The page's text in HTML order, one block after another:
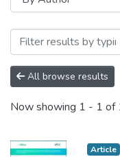
Browsing
All browse results
Now showing 1 - 1 of
Article